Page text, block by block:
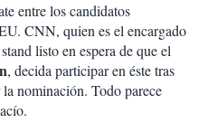
entre los candidatos
CNN, quien es el encargado
listo en espera de que el
, decida participar en éste tras
nominación. Todo parece